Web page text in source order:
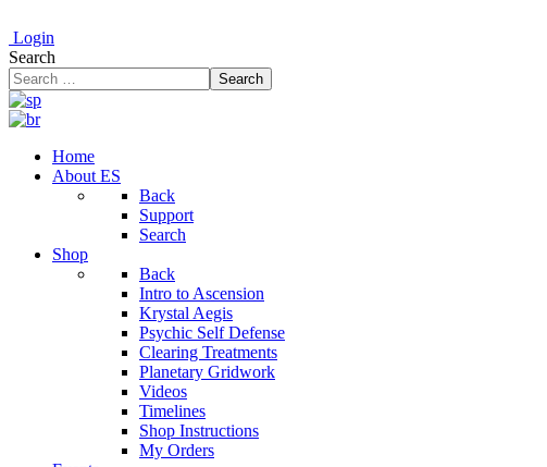
Login
Search
Search
Home
About ES
Back
Support
Search
Shop
Back
Intro to Ascension
Krystal Aegis
Psychic Self Defense
Clearing Treatments
Planetary Gridwork
Videos
Timelines
Shop Instructions
My Orders